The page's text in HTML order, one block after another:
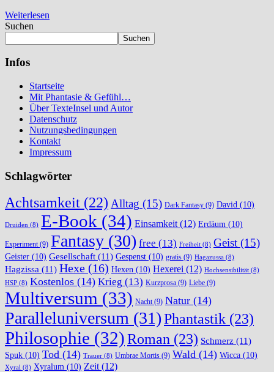
Weiterlesen
Suchen
Suchen
Infos
Startseite
Mit Phantasie & Gefühl…
Über TexteInsel und Autor
Datenschutz
Nutzungsbedingungen
Kontakt
Impressum
Schlagwörter
Achtsamkeit (22) Alltag (15) Dark Fantasy (9) David (10)
Druiden (8) E-Book (34) Einsamkeit (12) Erdäum (10)
Experiment (9) Fantasy (30) free (13) Freiheit (8) Geist (15)
Geister (10) Gesellschaft (11) Gespenst (10) gratis (9) Hagazussa (8)
Hagzissa (11) Hexe (16) Hexen (10) Hexerei (12) Hochsensibilität (8)
HSP (8) Kostenlos (14) Krieg (13) Kurzprosa (9) Liebe (9)
Multiversum (33) Nacht (9) Natur (14)
Paralleluniversum (31)Phantastik (23)
Philosophie (32)Roman (23) Schmerz (11)
Spuk (10) Tod (14) Trauer (8) Umbrae Mortis (9) Wald (14) Wicca (10)
Xyral (8) Xyralum (10) Zeit (12)